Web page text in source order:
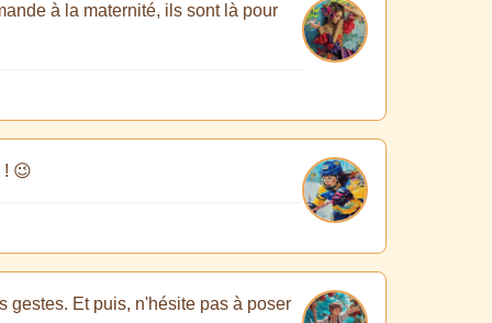
à la maternité, ils sont là pour
! 😉
gestes. Et puis, n'hésite pas à poser